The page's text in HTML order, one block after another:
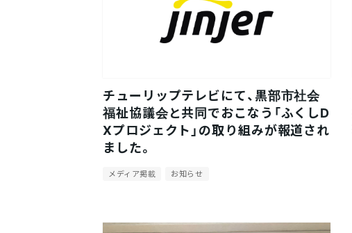
チューリップテレビにて、黒部市社会
福祉協議会と共同でおこなう「ふくしD
Xプロジェクト」の取り組みが報道され
ました。
メディア掲載 お知らせ